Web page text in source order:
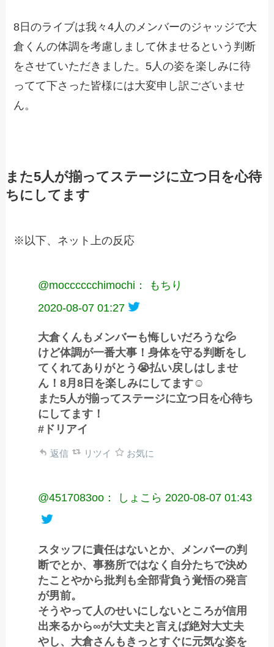
8日のライブは我々4人のメンバーのジャッジで大
倉くんの体調を考慮しまして休ませるという判断
をさせていただきました。5人の姿を楽しみに待
ってて下さった皆様には大変申し訳ございませ
ん。
また5人が揃ってステージに立つ日を心待
ちにしてます
※以下、ネット上の反応
@mocccccchimochi： もちり
2020-08-07 01:27
大倉くんもメンバーも悔しいだろうな💦
けど体調が一番大事！身体を守る判断をし
てくれてありがとう😭払い戻しはしませ
ん！8月8日を楽しみにしてます☺️
また5人が揃ってステージに立つ日を心待ち
にしてます！
#ドリアイ
返信 リツイ お気に
@4517083oo： しょこら 2020-08-07 01:43
スタッフに責任はないとか、メンバーの判
断でとか、事務所ではなく自分たちで決め
たことやから批判も全部背負う覚悟の発言
が男前。
そうやって人のせいにしないところが信用
出来るから∞が大丈夫と言えば絶対大丈夫
やし、大倉さんもきっとすぐに元気な姿を